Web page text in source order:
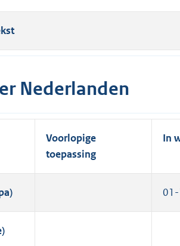
Nederlanden
Voorlopige
toepassing
In